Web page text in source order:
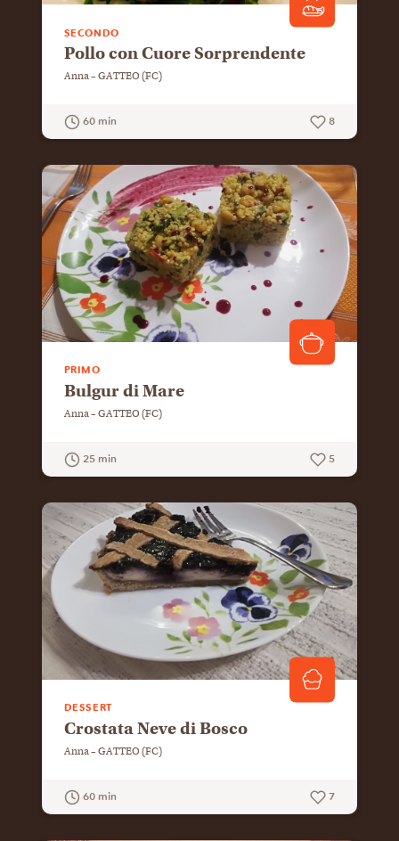
SECONDO
Pollo con Cuore Sorprendente
Anna – GATTEO (FC)
60 min 8
PRIMO
Bulgur di Mare
Anna – GATTEO (FC)
25 min 5
DESSERT
Crostata Neve di Bosco
Anna – GATTEO (FC)
60 min 7